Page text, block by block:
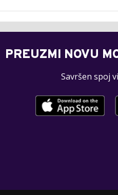
PREUZMI NOVU
Savršen spoj